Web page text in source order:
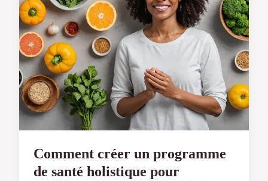
Comment créer un programme
de santé holistique pour